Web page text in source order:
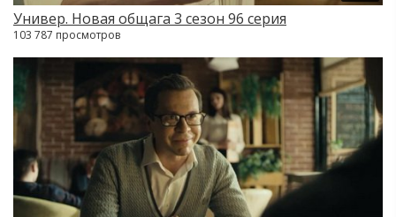
Универ. Новая общага 3 сезон 96 серия
103 787 просмотров